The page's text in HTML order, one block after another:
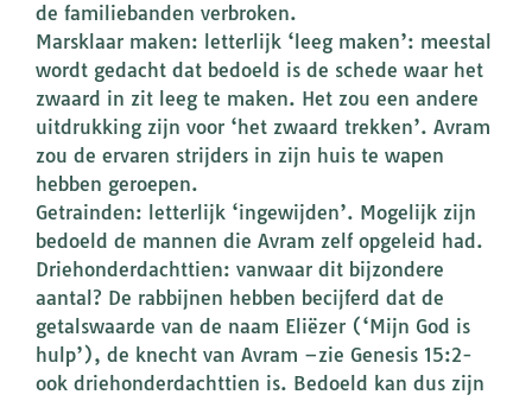
de familiebanden verbroken.
Marsklaar maken: letterlijk ‘leeg maken’: meestal
wordt gedacht dat bedoeld is de schede waar het
zwaard in zit leeg te maken. Het zou een andere
uitdrukking zijn voor ‘het zwaard trekken’. Avram
zou de ervaren strijders in zijn huis te wapen
hebben geroepen.
Getrainden: letterlijk ‘ingewijden’. Mogelijk zijn
bedoeld de mannen die Avram zelf opgeleid had.
Driehonderdachttien: vanwaar dit bijzondere
aantal? De rabbijnen hebben becijferd dat de
getalswaarde van de naam Eliëzer (‘Mijn God is
hulp’), de knecht van Avram –zie Genesis 15:2-
ook driehonderdachttien is. Bedoeld kan dus zijn